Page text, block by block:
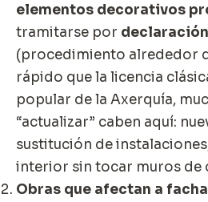
elementos decorativos
tramitarse por
(procedimiento alrededor
rápido que la licencia
popular de la Axerquía,
“actualizar” caben aquí:
sustitución de
interior sin tocar muros de
Obras que afectan a